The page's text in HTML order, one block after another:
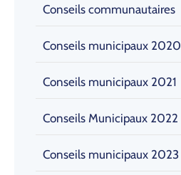
Conseils communautaires
Conseils municipaux 2020
Conseils municipaux 2021
Conseils Municipaux 2022
Conseils municipaux 2023